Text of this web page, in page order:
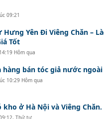
09:21
Hưng Yên Đi Viêng Chăn –
Tốt
Hôm qua
hàng bán tóc giả nước ngoài
10:29 Hôm qua
kho ở Hà Nội và Viêng Chăn.
Thứ tư